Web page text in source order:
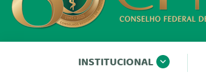
INSTITUCIONAL